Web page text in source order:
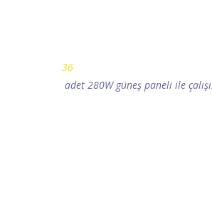
36
adet 280W güneş paneli ile